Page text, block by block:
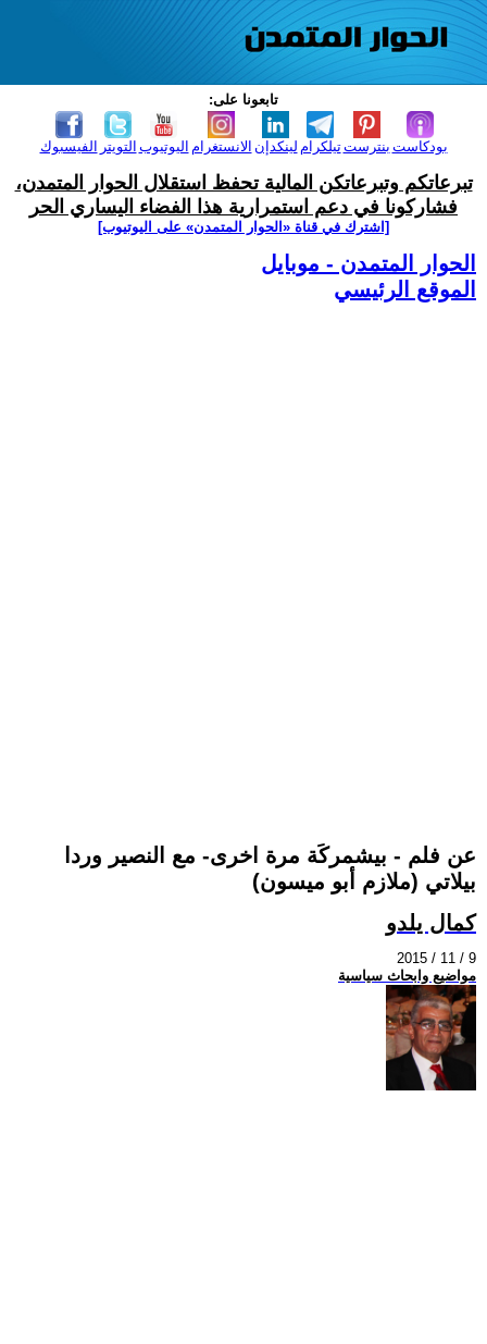
تابعونا على:
الفيسبوك التويتر اليوتيوب الانستغرام لينكدإن تيلكرامبنترست بودكاست
تبرعاتكم وتبرعاتكن المالية تحفظ استقلال الحوار المتمدن،
فشاركونا في دعم استمرارية هذا الفضاء اليساري الحر
[اشترك في قناة ‫«الحوار المتمدن» على اليوتيوب]
الحوار المتمدن - موبايل
الموقع الرئيسي
عن فلم - بيشمركَة مرة اخرى- مع النصير وردا
بيلاتي (ملازم أبو ميسون)
كمال يلدو
2015 / 11 / 9
مواضيع وابحاث سياسية